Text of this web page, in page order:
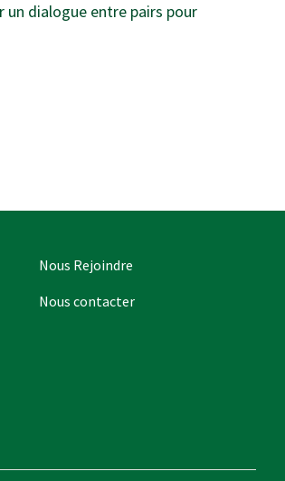
dialogue entre pairs pour
Nous Rejoindre
Nous contacter